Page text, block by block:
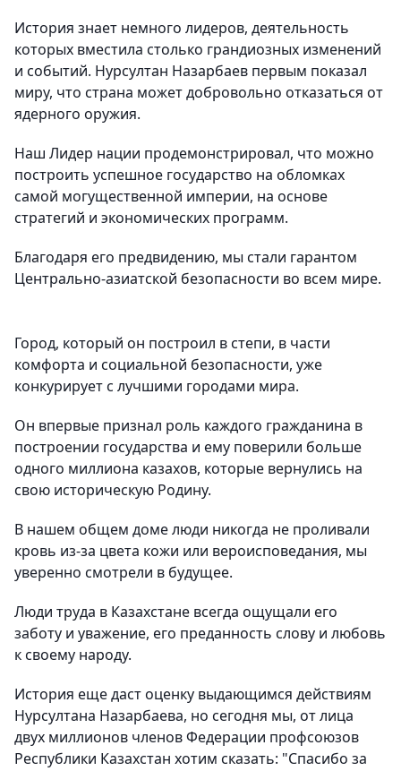
История знает немного лидеров, деятельность
которых вместила столько грандиозных изменений
и событий. Нурсултан Назарбаев первым показал
миру, что страна может добровольно отказаться от
ядерного оружия.
Наш Лидер нации продемонстрировал, что можно
построить успешное государство на обломках
самой могущественной империи, на основе
стратегий и экономических программ.
Благодаря его предвидению, мы стали гарантом
Центрально-азиатской безопасности во всем мире.
Город, который он построил в степи, в части
комфорта и социальной безопасности, уже
конкурирует с лучшими городами мира.
Он впервые признал роль каждого гражданина в
построении государства и ему поверили больше
одного миллиона казахов, которые вернулись на
свою историческую Родину.
В нашем общем доме люди никогда не проливали
кровь из-за цвета кожи или вероисповедания, мы
уверенно смотрели в будущее.
Люди труда в Казахстане всегда ощущали его
заботу и уважение, его преданность слову и любовь
к своему народу.
История еще даст оценку выдающимся действиям
Нурсултана Назарбаева, но сегодня мы, от лица
двух миллионов членов Федерации профсоюзов
Республики Казахстан хотим сказать: "Спасибо за